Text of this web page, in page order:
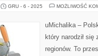
GRU - 6 - 2025 MOŻLIWOŚĆ
uMichalika –
który narodził
regionów. To